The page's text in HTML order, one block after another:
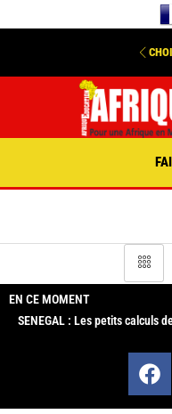
EN CE MOMENT
SENEGAL : Les petits calculs